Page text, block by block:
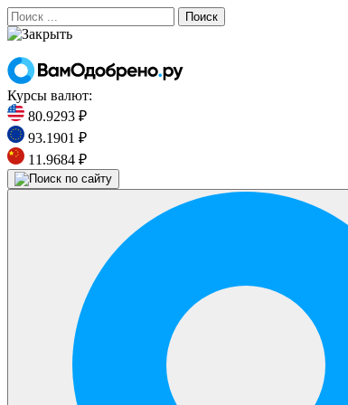
Поиск
Курсы валют:
80.9293 ₽
93.1901 ₽
11.9684 ₽